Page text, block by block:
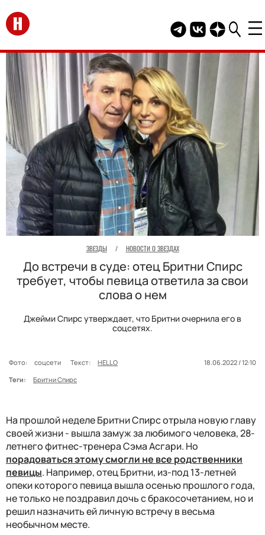
Перейти на главную
Telegram канал
Группа HELLO
Канал
ЗВЕЗДЫ / НОВОСТИ О ЗВЕЗДАХ
До встречи в суде: отец Бритни Спирс
требует, чтобы певица ответила за свои
слова о нем
Джейми Спирс утверждает, что Бритни очернила его в
соцсетях.
Фото: соцсети Текст: HELLO
18.06.2022 / 12:10
Теги:
Бритни Спирс
На прошлой неделе Бритни Спирс отрыла новую главу
своей жизни - вышла замуж за любимого человека, 28-
летнего фитнес-тренера Сэма Асгари. Но
порадоваться этому смогли не все родственники
певицы. Например, отец Бритни, из-под 13-летней
опеки которого певица вышла осенью прошлого года,
не только не поздравил дочь с бракосочетанием, но и
решил назначить ей личную встречу в весьма
необычном месте.